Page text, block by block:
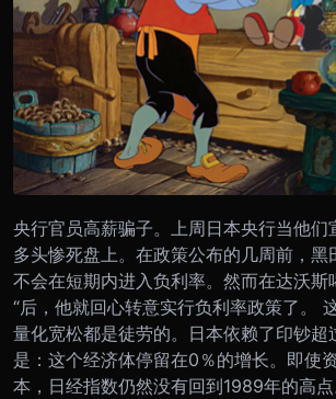
央行官员高薪骗子。上周日本央行当他们
多头惨死盘上。在政策公布的几周前，黑
不会在短期内进入负利率。然而在达沃斯
“后，他就回心转意实行负利率政策了。
量化宽松都是徒劳的。日本依赖了印钞超
是：这个经济体停留在0％的增长。即使
本，日经指数仍然没有回到1989年的高